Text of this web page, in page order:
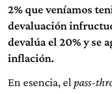
2% que veníamos
devaluación
devalúa el 20% y se
inflación.
En esencia, el pass-